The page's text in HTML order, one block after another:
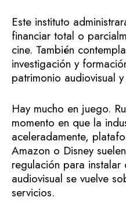
Este instituto
financiar total o
cine. También
investigación y
patrimonio audiovisual
Hay mucho en juego.
momento en que la
aceleradamente,
Amazon o Disney
regulación para
audiovisual se vuelve
servicios.